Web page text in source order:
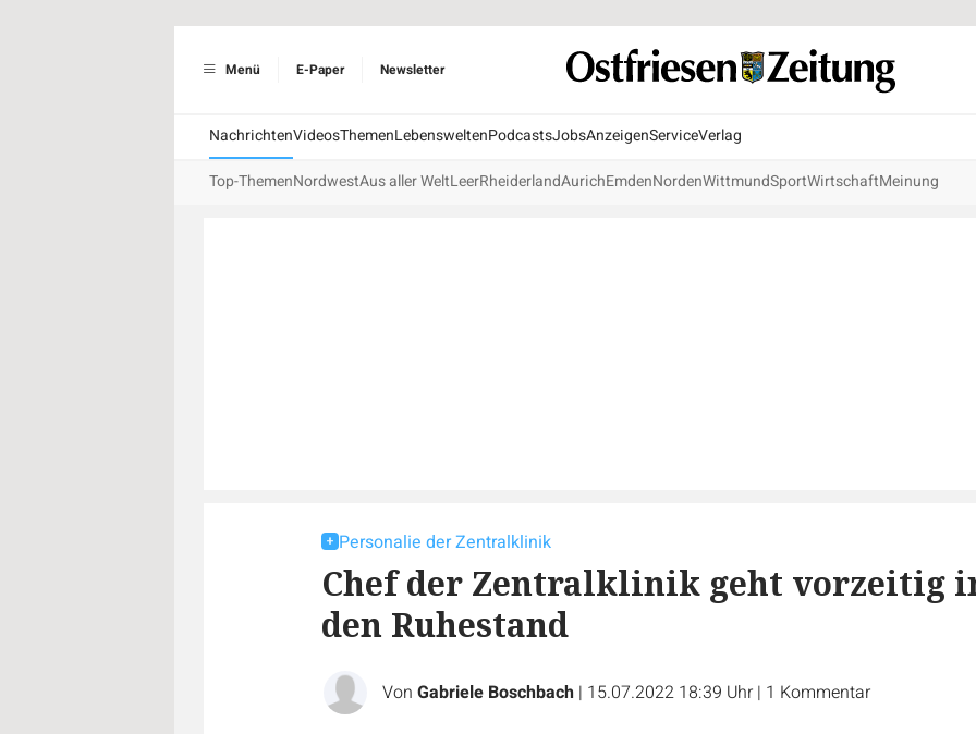
Menü E-Paper Newsletter
NachrichtenVideosThemenLebensweltenPodcastsJobsAnzeigenServiceVerlag
Top-ThemenNordwestAus aller WeltLeerRheiderlandAurichEmdenNordenWittmundSportWirtschaftMeinung
Personalie der Zentralklinik
Chef der Zentralklinik geht vorzeitig
den Ruhestand
Von Gabriele Boschbach | 15.07.2022 18:39 Uhr | 1 Kommentar